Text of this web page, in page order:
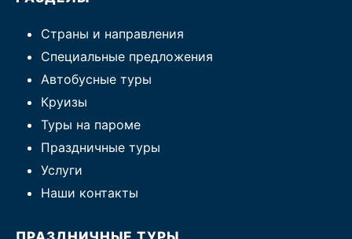
Страны и направления
Специальные предложения
Автобусные туры
Круизы
Туры на пароме
Праздничные туры
Услуги
Наши контакты